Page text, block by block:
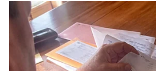
Pháp luật